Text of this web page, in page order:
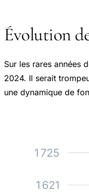
Évolution
Sur les rares années
2024. Il serait
une dynamique de
1 621
1 725